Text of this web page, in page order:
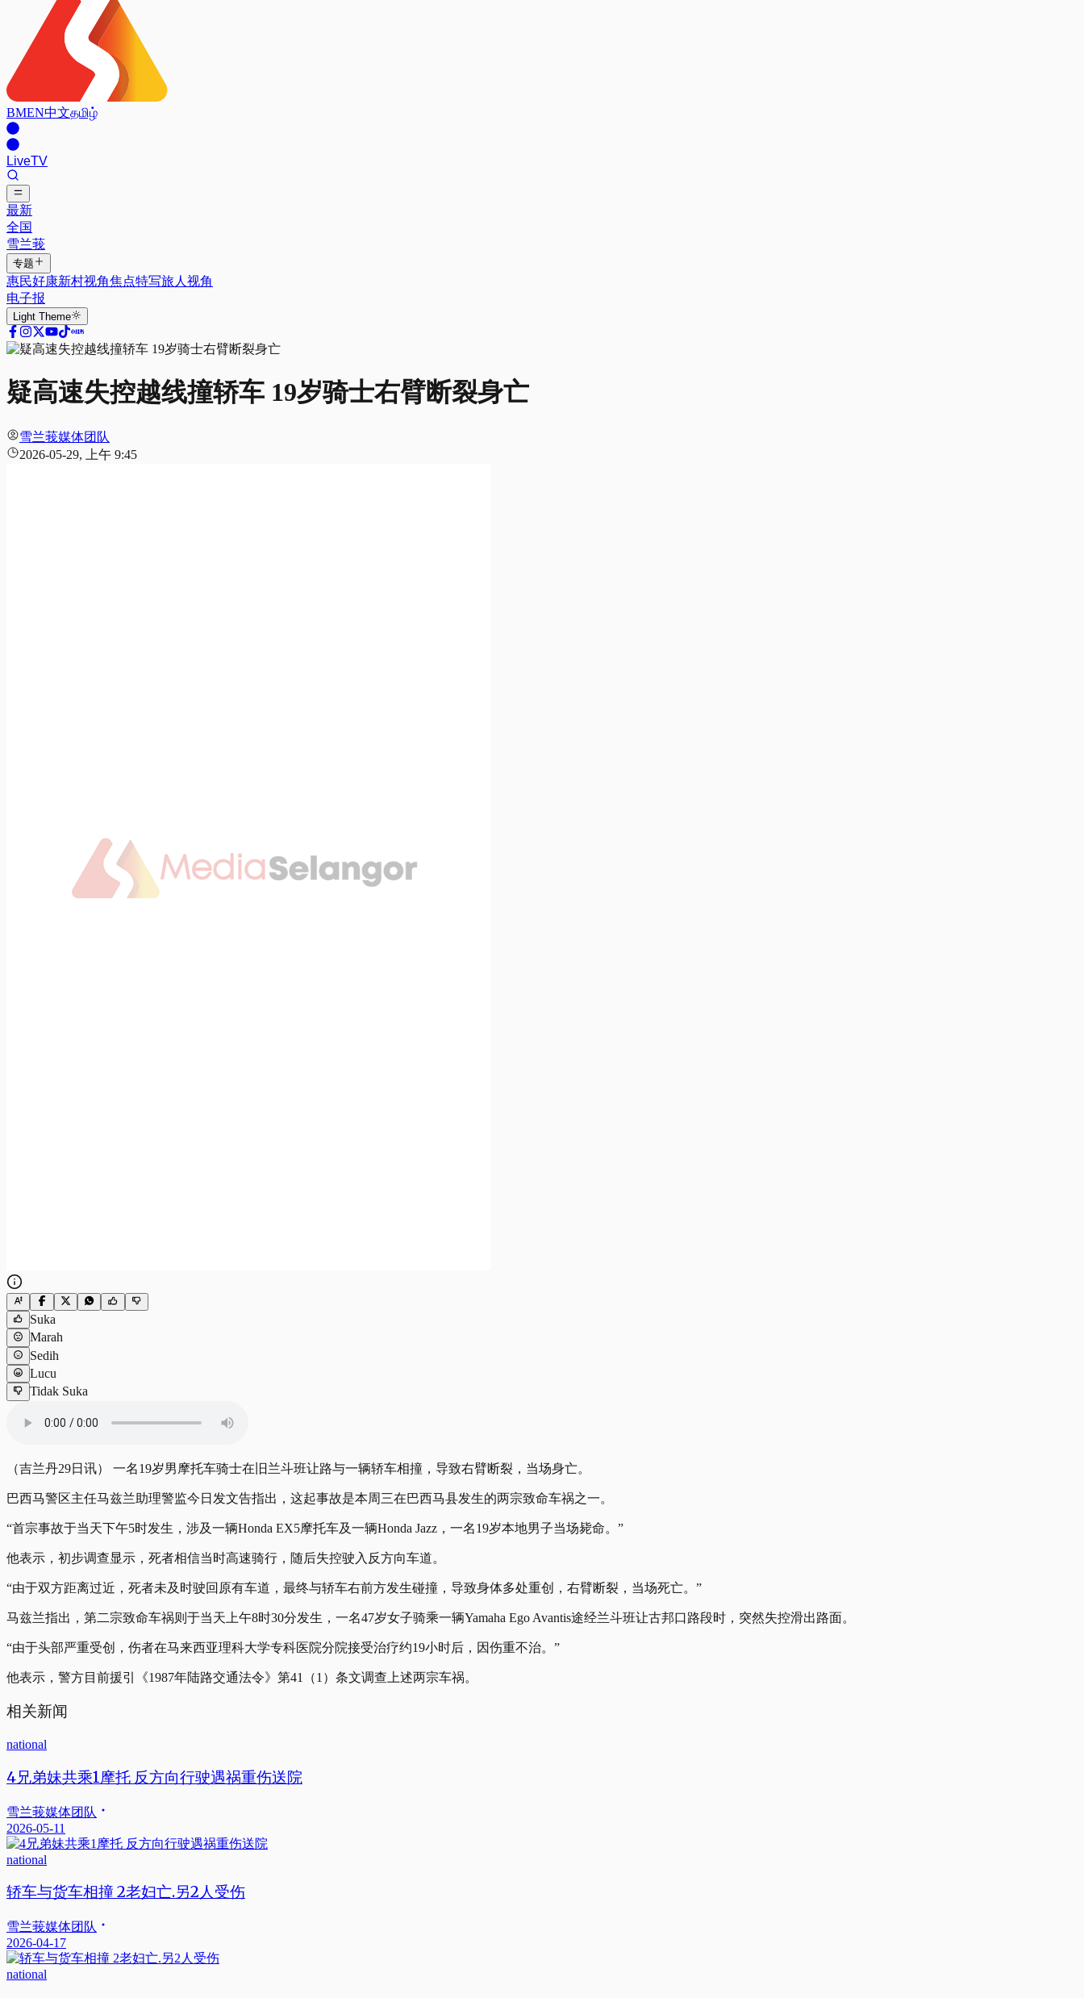
BMEN中文தமிழ்
LiveTV
最新
全国
雪兰莪
专题
惠民好康新村视角焦点特写旅人视角
电子报
Light Theme
疑高速失控越线撞轿车 19岁骑士右臂断裂身亡
雪兰莪媒体团队
2026-05-29, 上午 9:45
Suka
Marah
Sedih
Lucu
Tidak Suka
（吉兰丹29日讯） 一名19岁男摩托车骑士在旧兰斗班让路与一辆轿车相撞，导致右臂断裂，当场身亡。
巴西马警区主任马兹兰助理警监今日发文告指出，这起事故是本周三在巴西马县发生的两宗致命车祸之一。
“首宗事故于当天下午5时发生，涉及一辆Honda EX5摩托车及一辆Honda Jazz，一名19岁本地男子当场毙命。”
他表示，初步调查显示，死者相信当时高速骑行，随后失控驶入反方向车道。
“由于双方距离过近，死者未及时驶回原有车道，最终与轿车右前方发生碰撞，导致身体多处重创，右臂断裂，当场死亡。”
马兹兰指出，第二宗致命车祸则于当天上午8时30分发生，一名47岁女子骑乘一辆Yamaha Ego Avantis途经兰斗班让古邦口路段时，突然失控滑出路面。
“由于头部严重受创，伤者在马来西亚理科大学专科医院分院接受治疗约19小时后，因伤重不治。”
他表示，警方目前援引《1987年陆路交通法令》第41（1）条文调查上述两宗车祸。
相关新闻
national
4兄弟妹共乘1摩托 反方向行驶遇祸重伤送院
雪兰莪媒体团队
2026-05-11
national
轿车与货车相撞 2老妇亡.另2人受伤
雪兰莪媒体团队
2026-04-17
national